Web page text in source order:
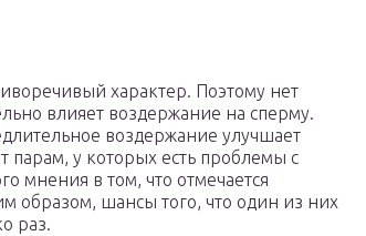
характер. Поэтому нет
влияет воздержание на сперму.
воздержание улучшает
у которых есть проблемы с
мнения в том, что отмечается
образом, шансы того, что один из них
раз.